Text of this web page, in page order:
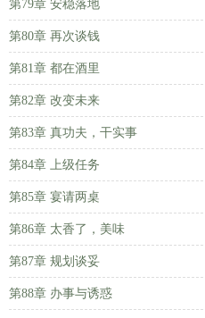
第79章 安稳落地
第80章 再次谈钱
第81章 都在酒里
第82章 改变未来
第83章 真功夫，干实事
第84章 上级任务
第85章 宴请两桌
第86章 太香了，美味
第87章 规划谈妥
第88章 办事与诱惑